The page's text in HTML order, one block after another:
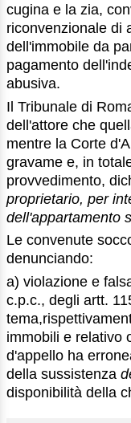
cugina e la zia,
riconvenzionale di
dell'immobile da
pagamento
abusiva.
Il Tribunale di
dell'attore che
mentre la Corte
gravame e, in
provvedimento,
proprietario, per
dell'appartamento
Le convenute
denunciando:
a) violazione e
c.p.c., degli artt.
immobili e relativo
d'appello ha
della sussistenza
disponibilità della